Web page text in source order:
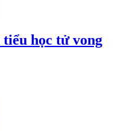
học tử vong